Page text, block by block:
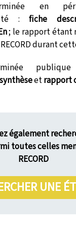
en
: fiche
; le rapport étant
durant
synthèseetrapport
également
toutes celles
RECORD
UNE